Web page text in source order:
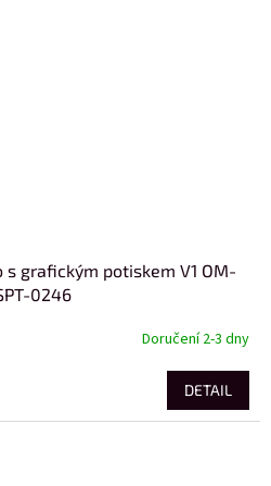
grafickým potiskem V1 OM-
0246
Doručení 2-3 dny
DETAIL